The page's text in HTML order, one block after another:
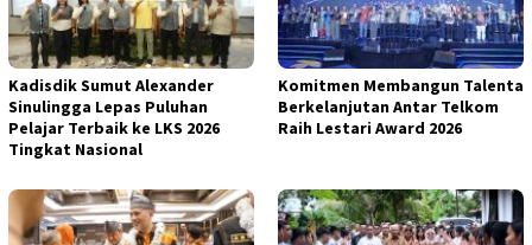
Kadisdik Sumut Alexander
Sinulingga Lepas Puluhan
Pelajar Terbaik ke LKS 2026
Tingkat Nasional
Komitmen Membangun Talenta
Berkelanjutan Antar Telkom
Raih Lestari Award 2026